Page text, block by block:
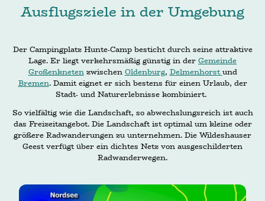
Ausflugsziele in der Umgebung
Der Campingplatz Hunte-Camp besticht durch seine attraktive
Lage. Er liegt verkehrsmäßig günstig in der Gemeinde
Großenknetenzwischen Oldenburg, Delmenhorstund
Bremen. Damit eignet er sich bestens für einen Urlaub, der
Stadt- und Naturerlebnisse kombiniert.
So vielfältig wie die Landschaft, so abwechslungsreich ist auch
das Freizeitangebot. Die Landschaft ist optimal um kleine oder
größere Radwanderungen zu unternehmen. Die Wildeshauser
Geest verfügt über ein dichtes Netz von ausgeschilderten
Radwanderwegen.